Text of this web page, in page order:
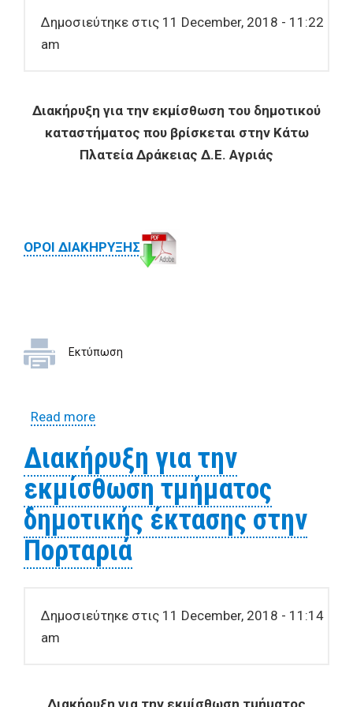
Δημοσιεύτηκε στις 11 December, 2018 - 11:22
am
Διακήρυξη για την εκμίσθωση του δημοτικού
καταστήματος που βρίσκεται στην Κάτω
Πλατεία Δράκειας Δ.Ε. Αγριάς
ΟΡΟΙ ΔΙΑΚΗΡΥΞΗΣ
Εκτύπωση
Read moreabout Διακήρυξη για την εκμίσθωση του
στην Κάτω Πλατεία Δράκειας Δ.Ε. Αγριάς
Διακήρυξη για την
εκμίσθωση τμήματος
δημοτικής έκτασης στην
Πορταριά
Δημοσιεύτηκε στις 11 December, 2018 - 11:14
am
Διακήρυξη για την εκμίσθωση τμήματος